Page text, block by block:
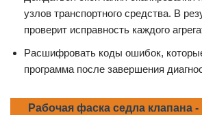
узлов транспортного средства. В
проверит исправность каждого
Расшифровать коды ошибок,
программа после завершения
Рабочая фаска седла клапана -